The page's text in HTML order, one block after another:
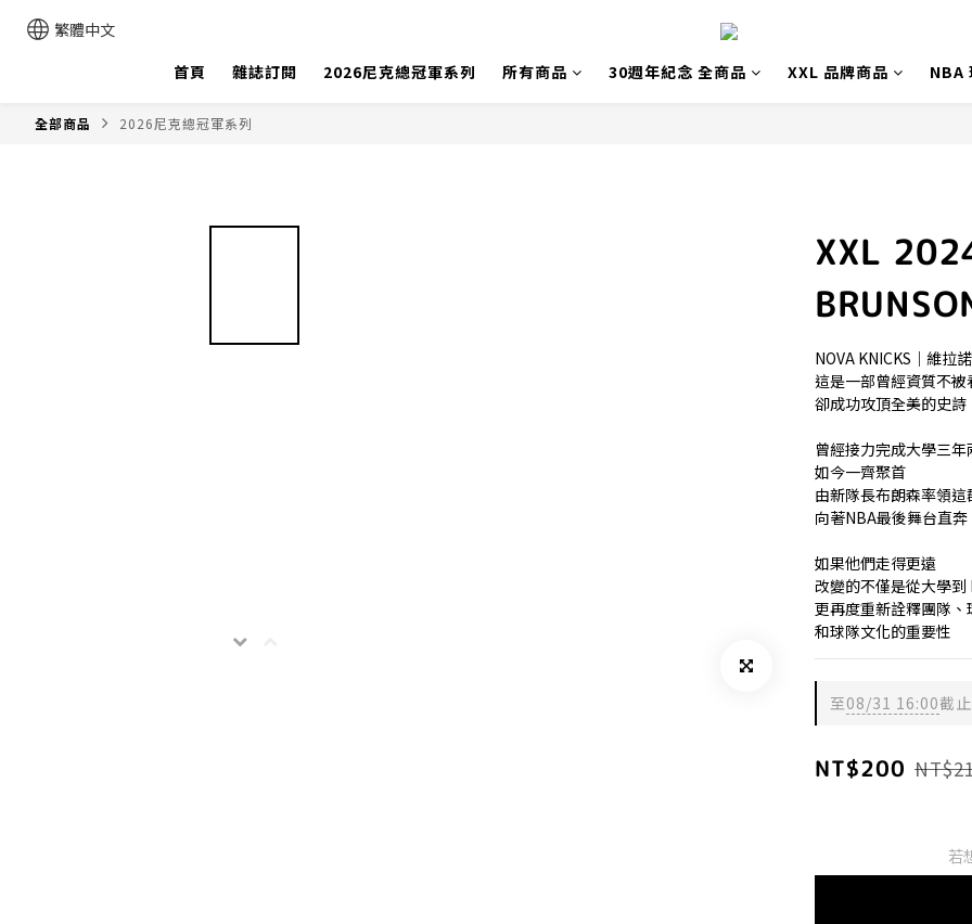
繁體中文
首頁
雜誌訂閱 2026尼克總冠軍系列 所有商品 30週年紀念 全商品 XXL 品牌商品 NBA
全部商品 2026尼克總冠軍系列
XXL
NOVA KNICKS｜維拉
這是一部曾經資質不被
卻成功攻頂全美的史詩
曾經接力完成大學三
如今一齊聚首
由新隊長布朗森率領
向著NBA最後舞台直奔
如果他們走得更遠
改變的不僅是從大學到
更再度重新詮釋團隊
和球隊文化的重要性
至08/31 16:00截止
NT$200
若